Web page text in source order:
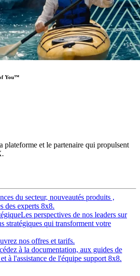
You™️
plateforme et le partenaire qui propulsent
du secteur, nouveautés produits ,
des experts 8x8.
Les perspectives de nos leaders sur
stratégiques qui transforment votre
nos offres et tarifs.
à la documentation, aux guides de
à l'assistance de l'équipe support 8x8.